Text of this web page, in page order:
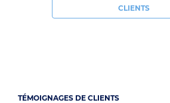
CLIENTS
TÉMOIGNAGES DE CLIENTS